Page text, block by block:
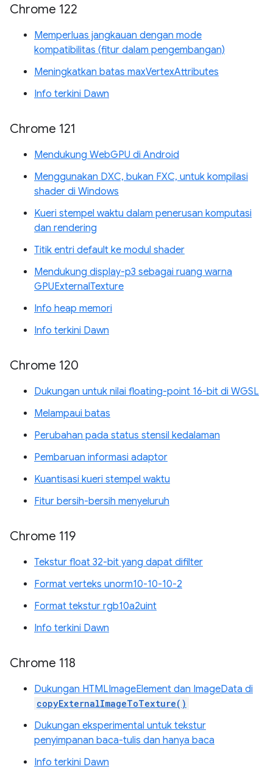
Chrome 122
Memperluas jangkauan dengan mode
kompatibilitas (fitur dalam pengembangan)
Meningkatkan batas maxVertexAttributes
Info terkini Dawn
Chrome 121
Mendukung WebGPU di Android
Menggunakan DXC, bukan FXC, untuk kompilasi
shader di Windows
Kueri stempel waktu dalam penerusan komputasi
dan rendering
Titik entri default ke modul shader
Mendukung display-p3 sebagai ruang warna
GPUExternalTexture
Info heap memori
Info terkini Dawn
Chrome 120
Dukungan untuk nilai floating-point 16-bit di WGSL
Melampaui batas
Perubahan pada status stensil kedalaman
Pembaruan informasi adaptor
Kuantisasi kueri stempel waktu
Fitur bersih-bersih menyeluruh
Chrome 119
Tekstur float 32-bit yang dapat difilter
Format verteks unorm10-10-10-2
Format tekstur rgb10a2uint
Info terkini Dawn
Chrome 118
Dukungan HTMLImageElement dan ImageData di
copyExternalImageToTexture()
Dukungan eksperimental untuk tekstur
penyimpanan baca-tulis dan hanya baca
Info terkini Dawn